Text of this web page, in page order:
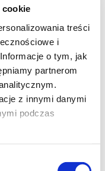
treści
i
o tym, jak
partnerom
z innymi danymi
podczas